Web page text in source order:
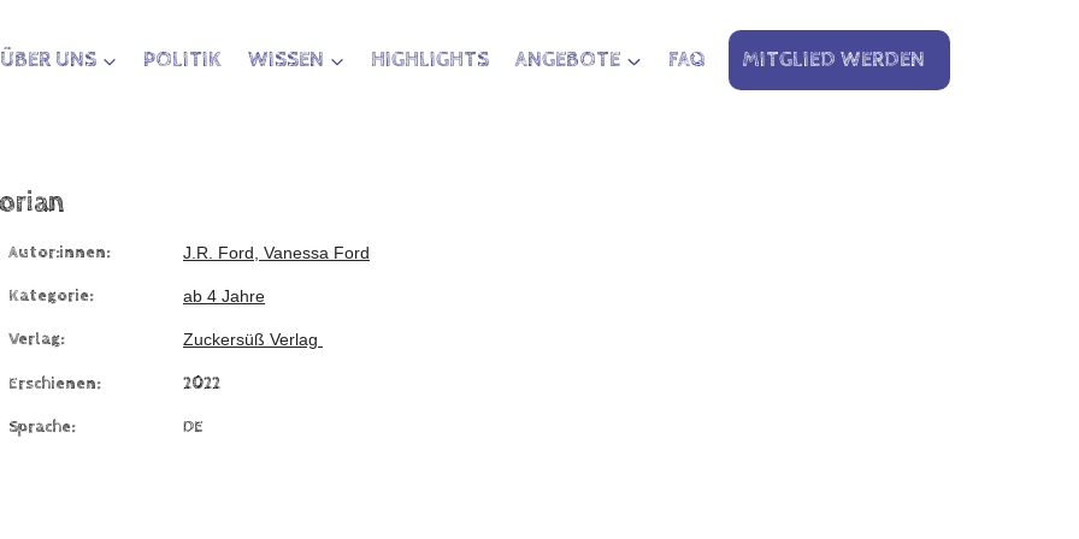
ÜBER UNS POLITIK WISSEN HIGHLIGHTS ANGEBOTE FAQ MITGLIED WERDEN
Autor:innen: J.R. Ford, Vanessa Ford
Kategorie: ab 4 Jahre
Verlag: Zuckersüß Verlag
Erschienen: 2022
Sprache: DE